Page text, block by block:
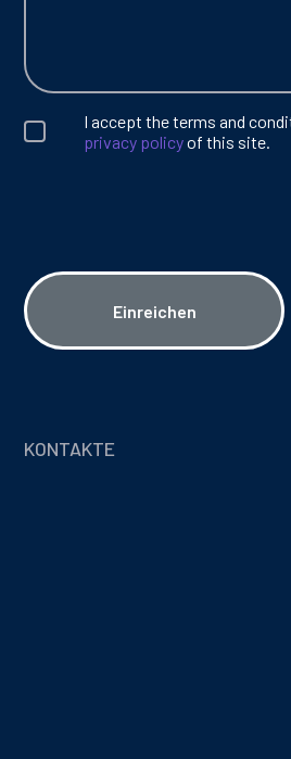
I accept the terms and
privacy policyof this site.
Einreichen
KONTAKTE